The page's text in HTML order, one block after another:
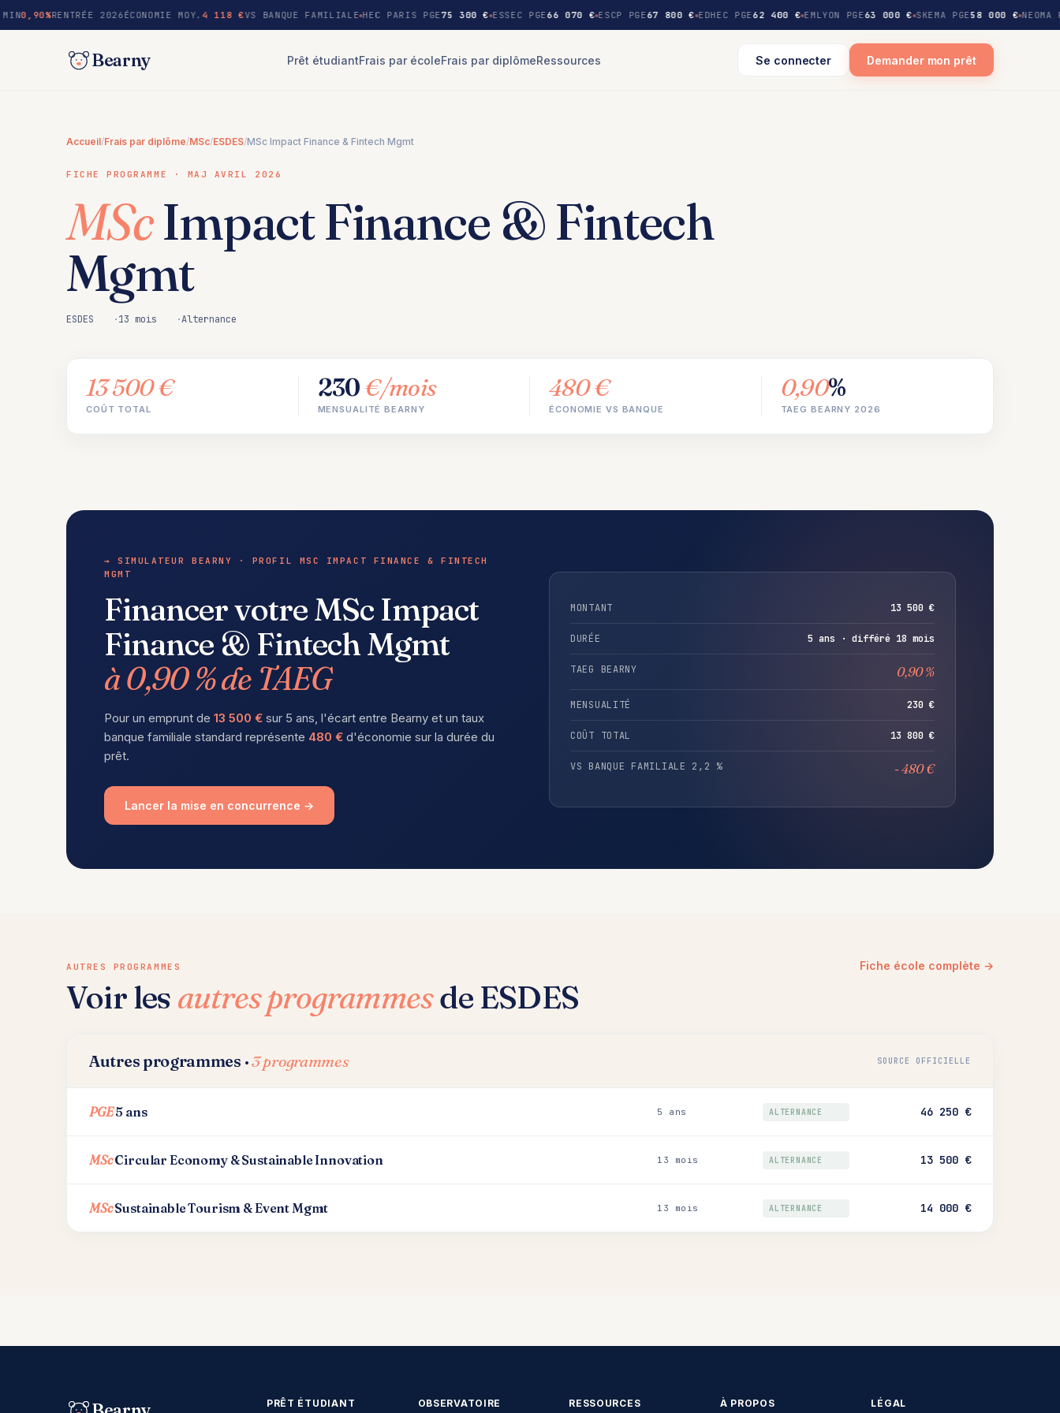
contenu
0,90%RENTRÉE 2026ÉCONOMIE MOY.4 118 €VS BANQUE FAMILIALE HEC PARIS PGE75 300 € ESSEC PGE66 070 € ESCP PGE67 800 € EDHEC PGE62 400 € EMLYON PGE63 000 € SKEMA PGE58 000 € NEOMA
Bearny Prêt étudiantFrais par écoleFrais par diplômeRessources Se connecter Demander mon prêt
Accueil/Frais par diplôme/MSc/ESDES/MSc Impact Finance & Fintech Mgmt
FICHE PROGRAMME · MAJ AVRIL 2026
MScImpact Finance & Fintech
Mgmt
ESDES 13 mois Alternance
13 500 €
COÛT TOTAL
230€/mois
MENSUALITÉ BEARNY
480 €
ÉCONOMIE VS BANQUE
0,90%
TAEG BEARNY 2026
→ SIMULATEUR BEARNY · PROFIL MSC IMPACT FINANCE & FINTECH
MGMT
Financer votre MSc Impact
Finance & Fintech Mgmt
à 0,90 % de TAEG
Pour un emprunt de 13 500 € sur 5 ans, l'écart entre Bearny et un taux
banque familiale standard représente 480 € d'économie sur la durée du
prêt.
Lancer la mise en concurrence →
MONTANT 13 500 €
DURÉE 5 ans · différé 18 mois
TAEG BEARNY 0,90 %
MENSUALITÉ 230 €
COÛT TOTAL 13 800 €
VS BANQUE FAMILIALE 2,2 % - 480 €
AUTRES PROGRAMMES
Voir les autres programmesde ESDES
Fiche école complète →
Autres programmes ·3 programmes SOURCE OFFICIELLE
PGE5 ans 5 ans ALTERNANCE 46 250 €
MScCircular Economy & Sustainable Innovation 13 mois ALTERNANCE 13 500 €
MScSustainable Tourism & Event Mgmt 13 mois ALTERNANCE 14 000 €
PRÊT ÉTUDIANT OBSERVATOIRE RESSOURCES À PROPOS LÉGAL